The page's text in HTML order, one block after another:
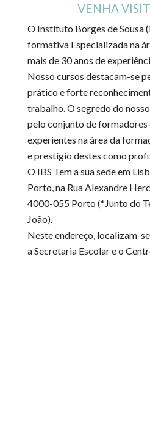
VENHA
O Instituto Borges de Sousa
formativa Especializada na
mais de 30 anos de
Nosso cursos destacam-se
prático e forte
trabalho. O segredo do
pelo conjunto de formadores
experientes na área da
e prestígio destes como
O IBS Tem a sua sede em
Porto, na Rua Alexandre
4000-055 Porto (*Junto do
João).
Neste endereço, localizam-
a Secretaria Escolar e o